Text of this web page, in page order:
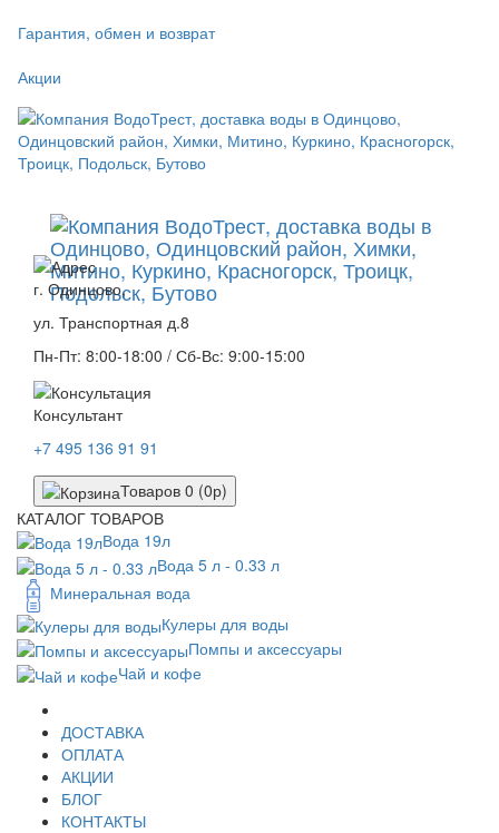
Гарантия, обмен и возврат
Акции
г. Одинцово,
ул. Транспортная д.8
Пн-Пт: 8:00-18:00 / Сб-Вс: 9:00-15:00
Консультант
+7 495 136 91 91
Товаров 0 (0р)
КАТАЛОГ ТОВАРОВ
Вода 19л
Вода 5 л - 0.33 л
Минеральная вода
Кулеры для воды
Помпы и аксессуары
Чай и кофе
ДОСТАВКА
ОПЛАТА
АКЦИИ
БЛОГ
КОНТАКТЫ